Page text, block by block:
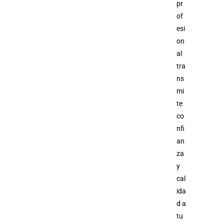
pr
of
esi
on
al
tra
ns
mi
te
co
nfi
an
za
y
cal
ida
d a
tu